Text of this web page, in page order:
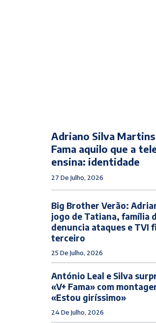
Adriano Silva Martins
Fama aquilo que a
ensina: identidade
27 De Julho, 2026
Big Brother Verão:
jogo de Tatiana, família
denuncia ataques e TVI
terceiro
25 De Julho, 2026
António Leal e Silva
«V+ Fama» com
«Estou giríssimo»
24 De Julho, 2026